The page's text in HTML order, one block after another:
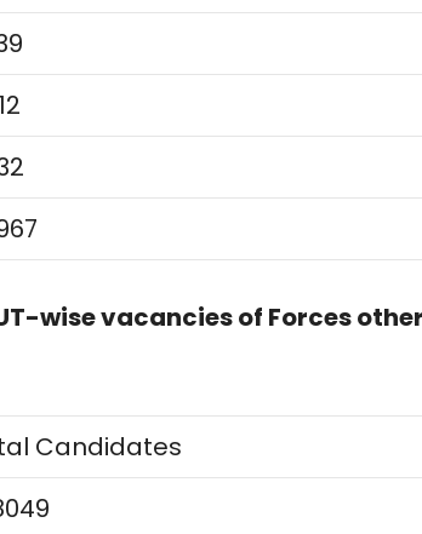
wise vacancies of Forces
Candidates